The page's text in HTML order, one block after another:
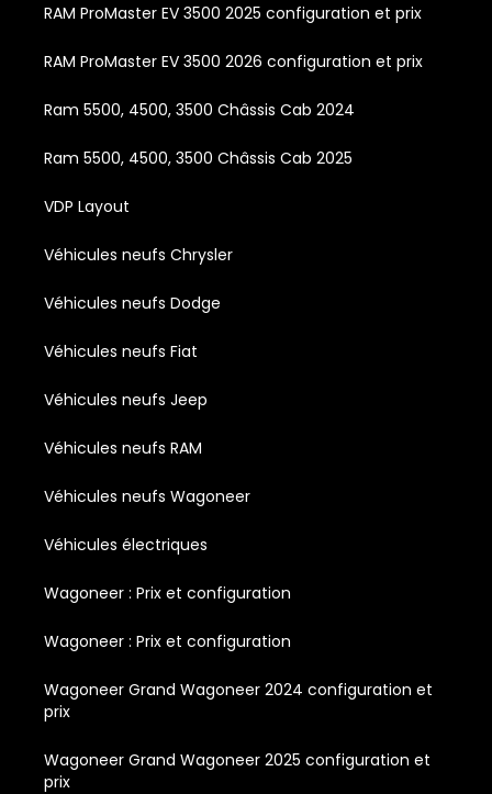
RAM ProMaster EV 3500 2025 configuration et prix
RAM ProMaster EV 3500 2026 configuration et prix
Ram 5500, 4500, 3500 Châssis Cab 2024
Ram 5500, 4500, 3500 Châssis Cab 2025
VDP Layout
Véhicules neufs Chrysler
Véhicules neufs Dodge
Véhicules neufs Fiat
Véhicules neufs Jeep
Véhicules neufs RAM
Véhicules neufs Wagoneer
Véhicules électriques
Wagoneer : Prix et configuration
Wagoneer : Prix et configuration
Wagoneer Grand Wagoneer 2024 configuration et
prix
Wagoneer Grand Wagoneer 2025 configuration et
prix